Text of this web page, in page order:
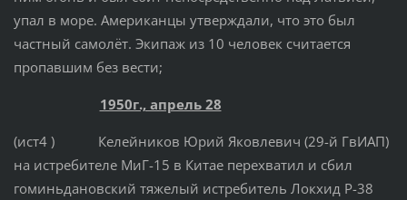
упал в море. Американцы утверждали, что это был
частный самолёт. Экипаж из 10 человек считается
пропавшим без вести;
1950г., апрель 28
(ист4 ) Келейников Юрий Яковлевич (29-й ГвИАП)
на истребителе МиГ-15 в Китае перехватил и сбил
гоминьдановский тяжелый истребитель Локхид Р-38